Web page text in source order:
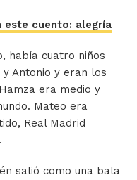
este cuento: alegría
había cuatro niños
Antonio y eran los
era medio y
Mateo era
Real Madrid
salió como una bala